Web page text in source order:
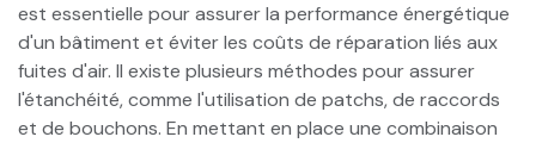
est essentielle pour assurer la performance énergétique
d'un bâtiment et éviter les coûts de réparation liés aux
fuites d'air. Il existe plusieurs méthodes pour assurer
l'étanchéité, comme l'utilisation de patchs, de raccords
et de bouchons. En mettant en place une combinaison